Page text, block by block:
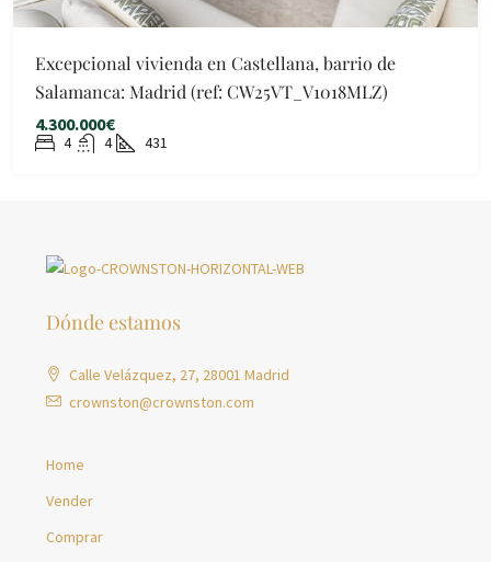
Excepcional vivienda en Castellana, barrio de
Salamanca: Madrid (ref: CW25VT_V1018MLZ)
4.300.000€
4 4 431
Dónde estamos
Calle Velázquez, 27, 28001 Madrid
crownston@crownston.com
Home
Vender
Comprar